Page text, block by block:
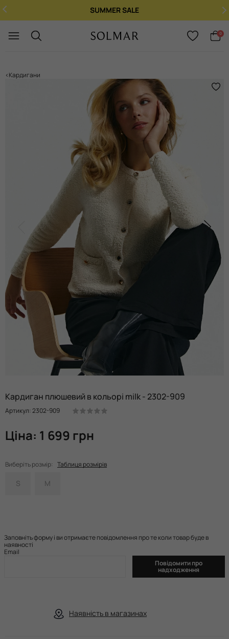
SUMMER SALE
0
Кардигани
Кардиган плюшевий в кольорі milk - 2302-909
Артикул: 2302-909
Ціна: 1 699 грн
Виберіть розмір: Таблиця розмірів
S M
Заповніть форму і ви отримаєте повідомлення про те коли товар буде в
наявності
Email
Повідомити про
надходження
Наявність в магазинах